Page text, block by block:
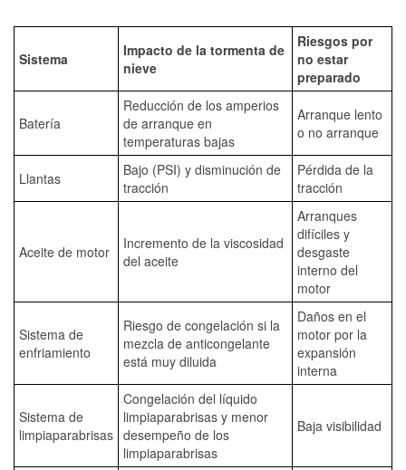
Sistema
Impacto de la tormenta de
nieve
Riesgos por
no estar
preparado
Batería
Reducción de los amperios
de arranque en
temperaturas bajas
Arranque lento
o no arranque
Llantas
Bajo (PSI) y disminución de
tracción
Pérdida de la
tracción
Aceite de motor
Incremento de la viscosidad
del aceite
Arranques
difíciles y
desgaste
interno del
motor
Sistema de
enfriamiento
Riesgo de congelación si la
mezcla de anticongelante
está muy diluida
Daños en el
motor por la
expansión
interna
Sistema de
limpiaparabrisas
Congelación del líquido
limpiaparabrisas y menor
desempeño de los
limpiaparabrisas
Baja visibilidad